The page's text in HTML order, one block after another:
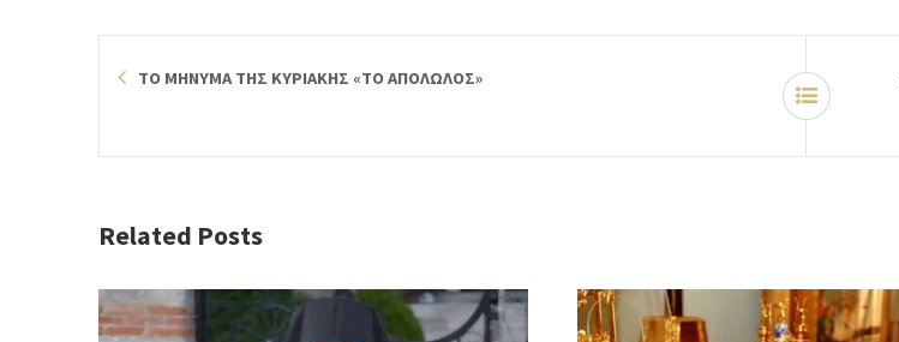
ΤΟ ΜΗΝΥΜΑ ΤΗΣ ΚΥΡΙΑΚΗΣ «ΤΟ ΑΠΟΛΩΛΟΣ»
Related Posts